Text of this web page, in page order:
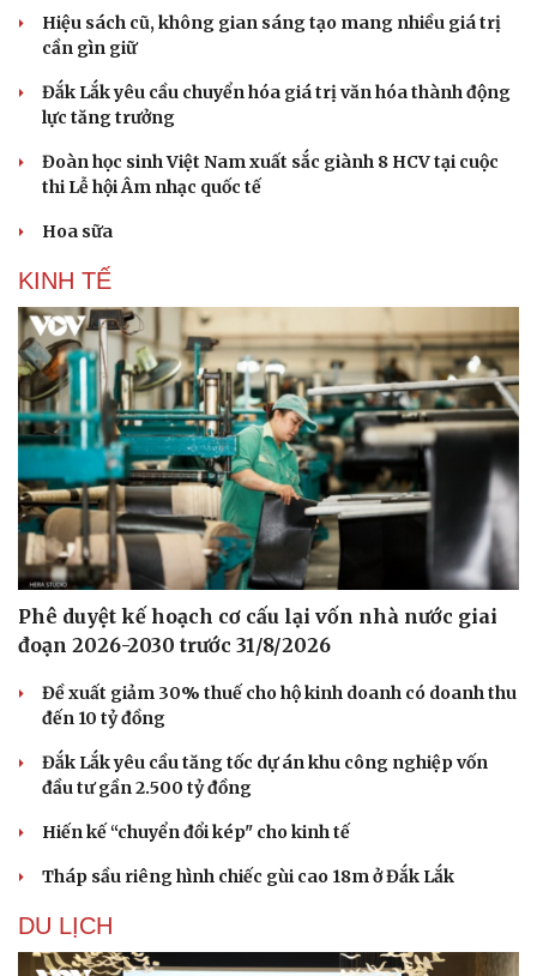
Sức khỏe
Cây thuốc
Sản phụ khoa
Đời sống
Tình yêu - Gia đình
Hiệu sách cũ, không gian sáng tạo mang nhiều giá trị
cần gìn giữ
Đắk Lắk yêu cầu chuyển hóa giá trị văn hóa thành động
lực tăng trưởng
Đoàn học sinh Việt Nam xuất sắc giành 8 HCV tại cuộc
thi Lễ hội Âm nhạc quốc tế
Hoa sữa
KINH TẾ
Phê duyệt kế hoạch cơ cấu lại vốn nhà nước giai
đoạn 2026-2030 trước 31/8/2026
Đề xuất giảm 30% thuế cho hộ kinh doanh có doanh thu
đến 10 tỷ đồng
Đắk Lắk yêu cầu tăng tốc dự án khu công nghiệp vốn
đầu tư gần 2.500 tỷ đồng
Hiến kế “chuyển đổi kép" cho kinh tế
Tháp sầu riêng hình chiếc gùi cao 18m ở Đắk Lắk
DU LỊCH